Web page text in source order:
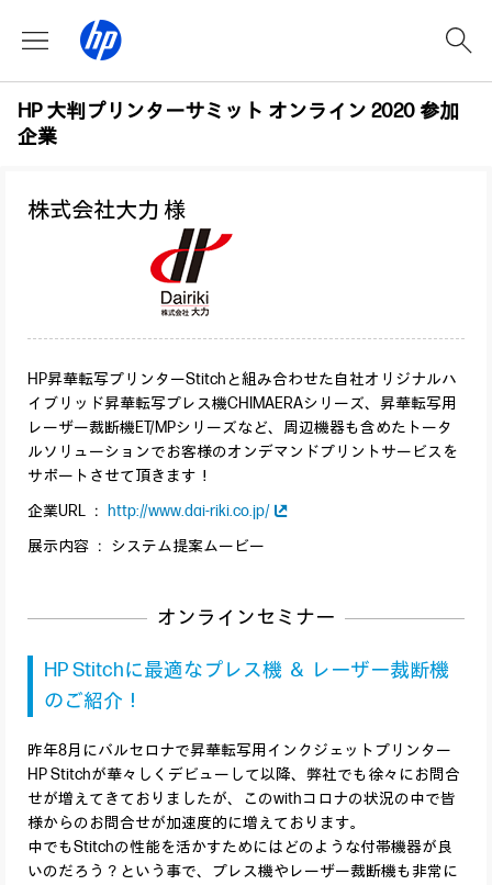
HP 大判プリンターサミット オンライン 2020 参加
企業
株式会社大力 様
HP昇華転写プリンターStitchと組み合わせた自社オリジナルハ
イブリッド昇華転写プレス機CHIMAERAシリーズ、昇華転写用
レーザー裁断機ET/MPシリーズなど、周辺機器も含めたトータ
ルソリューションでお客様のオンデマンドプリントサービスを
サポートさせて頂きます！
企業URL ：
http://www.dai-riki.co.jp/
展示内容 ： システム提案ムービー
オンラインセミナー
HP Stitchに最適なプレス機 ＆ レーザー裁断機
のご紹介！
昨年8月にバルセロナで昇華転写用インクジェットプリンター
HP Stitchが華々しくデビューして以降、弊社でも徐々にお問合
せが増えてきておりましたが、このwithコロナの状況の中で皆
様からのお問合せが加速度的に増えております。
中でもStitchの性能を活かすためにはどのような付帯機器が良
いのだろう？という事で、プレス機やレーザー裁断機も非常に